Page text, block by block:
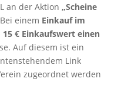
an der Aktion „Scheine
einem Einkauf im
15 € Einkaufswert einen
Auf diesem ist ein
Link
zugeordnet werden